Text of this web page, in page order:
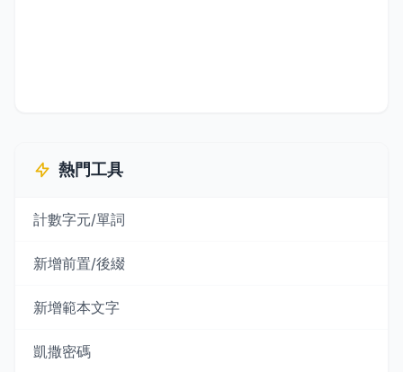
熱門工具
計數字元/單詞
新增前置/後綴
新增範本文字
凱撒密碼